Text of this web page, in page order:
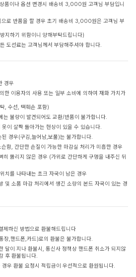
품이나 옵션 변경시 배송비 3,000원 고객님 부담입니
으로 반품을 할 경우 초기 배송비 3,000원은 고객님 부
지하기 위함이니 양해부탁드립니다)
도선료는 고객님께서 부담해주셔야 합니다.
경우
한 이용자의 사용 또는 일부 소비에 의하여 재화 가치가
, 수선, 택훼손 포함)
는 불량이 발견되어도 교환/반품이 불가합니다.
이 살짝 돌아가는 현상이 있을 수 있습니다.
경우(구김,늘어남,보풀)는 불가합니다.
함, 간단한 손질이 가능한 마감실 처리가 미흡한 경우
히 뚫리지 않은 경우 (가위로 간단하게 구멍을 내주신 뒤
치를 나타내는 초크 자국이 남은 경우
및 소품 마감 처리에서 생긴 소량의 본드 자국이 있는 경
제하신 방법으로 환불해드립니다
장,핸드폰,카드)로의 환불은 불가합니다.
달이 지나 환불시, 통신사 정책상 핸드폰 취소가 되지않
후 환불됩니다.
우 환불 요청시 적립금이 우선적으로 환원됩니다.